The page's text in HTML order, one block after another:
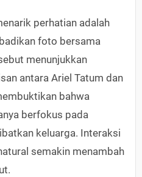
perhatian adalah
foto bersama
menunjukkan
antara Ariel Tatum dan
bahwa
berfokus pada
keluarga. Interaksi
semakin menambah